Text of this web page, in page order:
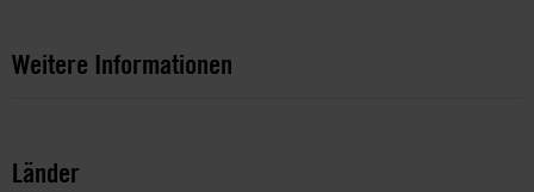
Weitere Informationen
Länder